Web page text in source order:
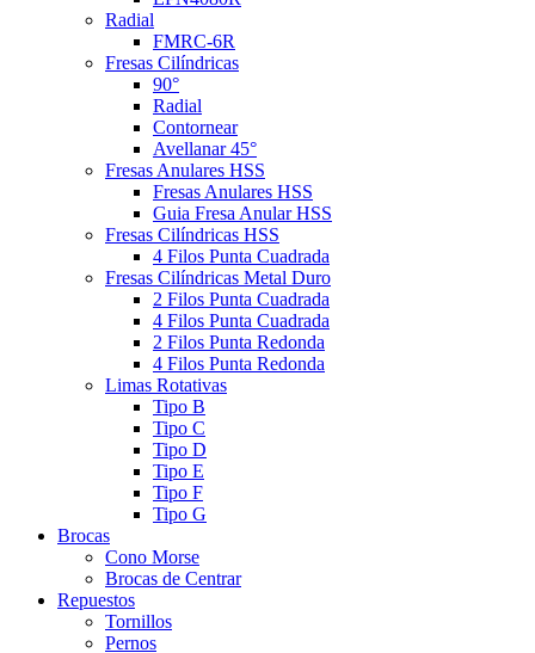
Radial
FMRC-6R
Fresas Cilíndricas
90°
Radial
Contornear
Avellanar 45°
Fresas Anulares HSS
Fresas Anulares HSS
Guia Fresa Anular HSS
Fresas Cilíndricas HSS
4 Filos Punta Cuadrada
Fresas Cilíndricas Metal Duro
2 Filos Punta Cuadrada
4 Filos Punta Cuadrada
2 Filos Punta Redonda
4 Filos Punta Redonda
Limas Rotativas
Tipo B
Tipo C
Tipo D
Tipo E
Tipo F
Tipo G
Brocas
Cono Morse
Brocas de Centrar
Repuestos
Tornillos
Pernos